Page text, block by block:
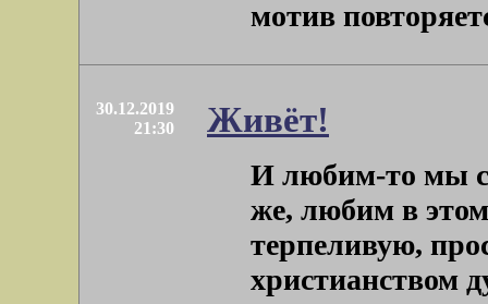
мотив
30.12.2019
21:30
Живёт!
И любим-то мы с
же, любим в
терпеливую,
христианством